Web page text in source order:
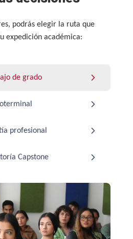
podrás elegir la ruta que
expedición académica:
de grado
profesional
Capstone